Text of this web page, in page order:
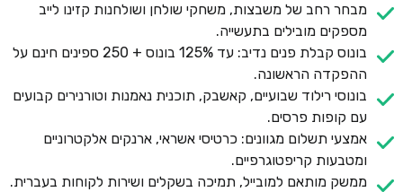
מבחר רחב של משבצות, משחקי שולחן ושולחנות קזינו לייב
מספקים מובילים בתעשייה.
בונוס קבלת פנים נדיב: עד 125% בונוס + 250 ספינים חינם על
ההפקדה הראשונה.
בונוסי רילוד שבועיים, קאשבק, תוכנית נאמנות וטורנירים קבועים
עם קופות פרסים.
אמצעי תשלום מגוונים: כרטיסי אשראי, ארנקים אלקטרוניים
ומטבעות קריפטוגרפיים.
ממשק מותאם למובייל, תמיכה בשקלים ושירות לקוחות בעברית.